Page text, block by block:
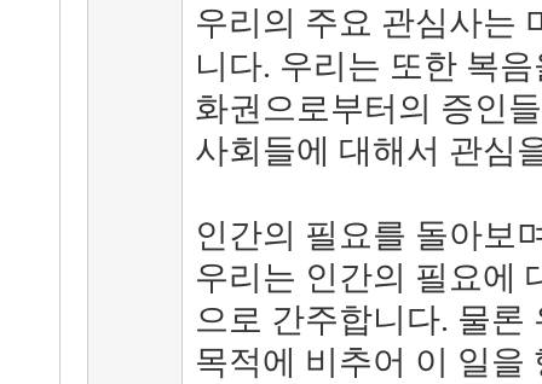
우리의 주요 관심사는
니다. 우리는 또한 복
화권으로부터의 증인
사회들에 대해서 관심
인간의 필요를 돌아보
우리는 인간의 필요에
으로 간주합니다. 물론
목적에 비추어 이 일을